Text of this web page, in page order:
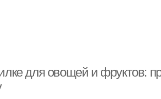
для овощей и фруктов: